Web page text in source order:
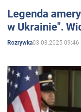
Legenda
w Ukrainie".
Rozrywka03.03.2025 09:46